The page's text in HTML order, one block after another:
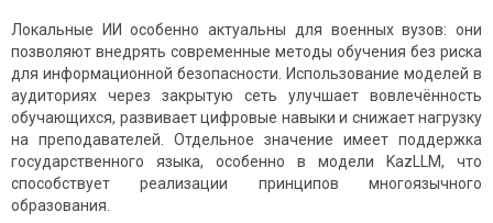
Локальные ИИ особенно актуальны для военных вузов: они
позволяют внедрять современные методы обучения без риска
для информационной безопасности. Использование моделей в
аудиториях через закрытую сеть улучшает вовлечённость
обучающихся, развивает цифровые навыки и снижает нагрузку
на преподавателей. Отдельное значение имеет поддержка
государственного языка, особенно в модели KazLLM, что
способствует реализации принципов многоязычного
образования.